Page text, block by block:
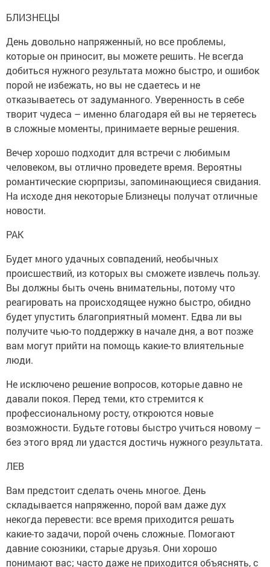
БЛИЗНЕЦЫ
День довольно напряженный, но все проблемы,
которые он приносит, вы можете решить. Не всегда
добиться нужного результата можно быстро, и ошибок
порой не избежать, но вы не сдаетесь и не
отказываетесь от задуманного. Уверенность в себе
творит чудеса – именно благодаря ей вы не теряетесь
в сложные моменты, принимаете верные решения.
Вечер хорошо подходит для встречи с любимым
человеком, вы отлично проведете время. Вероятны
романтические сюрпризы, запоминающиеся свидания.
На исходе дня некоторые Близнецы получат отличные
новости.
РАК
Будет много удачных совпадений, необычных
происшествий, из которых вы сможете извлечь пользу.
Вы должны быть очень внимательны, потому что
реагировать на происходящее нужно быстро, обидно
будет упустить благоприятный момент. Едва ли вы
получите чью-то поддержку в начале дня, а вот позже
вам могут прийти на помощь какие-то влиятельные
люди.
Не исключено решение вопросов, которые давно не
давали покоя. Перед теми, кто стремится к
профессиональному росту, откроются новые
возможности. Будьте готовы быстро учиться новому –
без этого вряд ли удастся достичь нужного результата.
ЛЕВ
Вам предстоит сделать очень многое. День
складывается напряженно, порой вам даже дух
некогда перевести: все время приходится решать
какие-то задачи, порой очень сложные. Помогают
давние союзники, старые друзья. Они хорошо
понимают вас; часто даже не приходится объяснять, с